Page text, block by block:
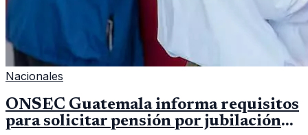
Nacionales
ONSEC Guatemala informa requisitos
para solicitar pensión por jubilación